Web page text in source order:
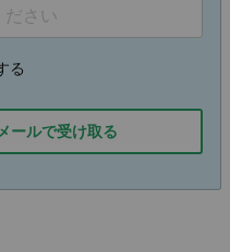
る
ールで受け取る